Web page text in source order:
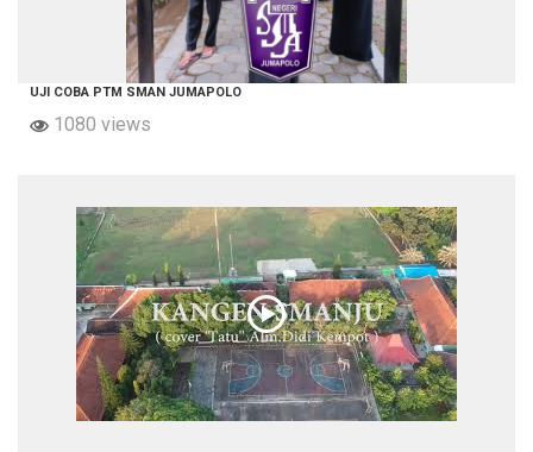
UJI COBA PTM SMAN JUMAPOLO
1080 views